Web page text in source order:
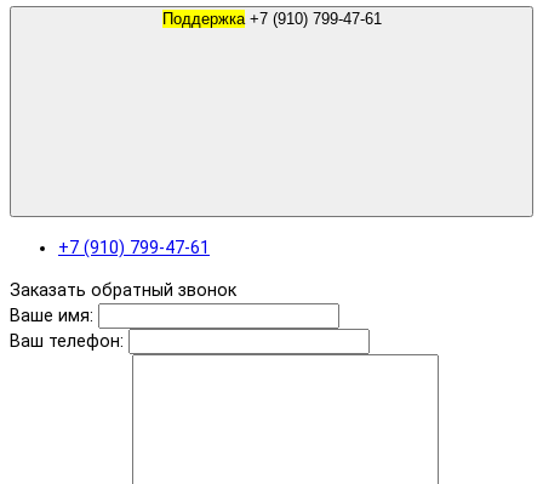
Поддержка +7 (910) 799-47-61
+7 (910) 799-47-61
Заказать обратный звонок
Ваше имя:
Ваш телефон: